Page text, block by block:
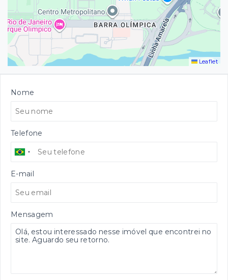
Leaflet
Nome
Telefone
E-mail
Mensagem